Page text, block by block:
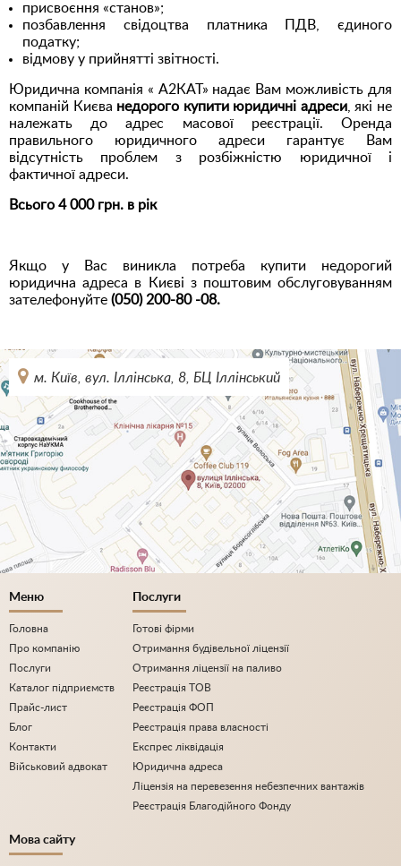
присвоєння «станов»;
позбавлення свідоцтва платника ПДВ, єдиного
податку;
відмову у прийнятті звітності.
Юридична компанія « А2КАТ» надає Вам можливість для
компаній Києва недорого купити юридичні адреси, які не
належать до адрес масової реєстрації. Оренда
правильного юридичного адреси гарантує Вам
відсутність проблем з розбіжністю юридичної і
фактичної адреси.
Всього 4 000 грн. в рік
Якщо у Вас виникла потреба купити недорогий
юридична адреса в Києві з поштовим обслуговуванням
зателефонуйте (050) 200-80 -08.
м. Київ, вул. Іллінська, 8, БЦ Іллінський
Меню
Головна
Про компанію
Послуги
Каталог підприємств
Прайс-лист
Блог
Контакти
Військовий адвокат
Послуги
Готові фірми
Отримання будівельної ліцензії
Отримання ліцензії на паливо
Реєстрація ТОВ
Реєстрація ФОП
Реєстрація права власності
Експрес ліквідація
Юридична адреса
Ліцензія на перевезення небезпечних вантажів
Реєстрація Благодійного Фонду
Мова сайту